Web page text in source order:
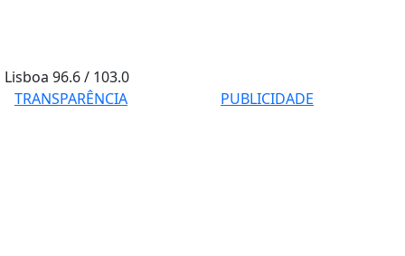
Lisboa96.6 / 103.0
TRANSPARÊNCIA
PUBLICIDADE